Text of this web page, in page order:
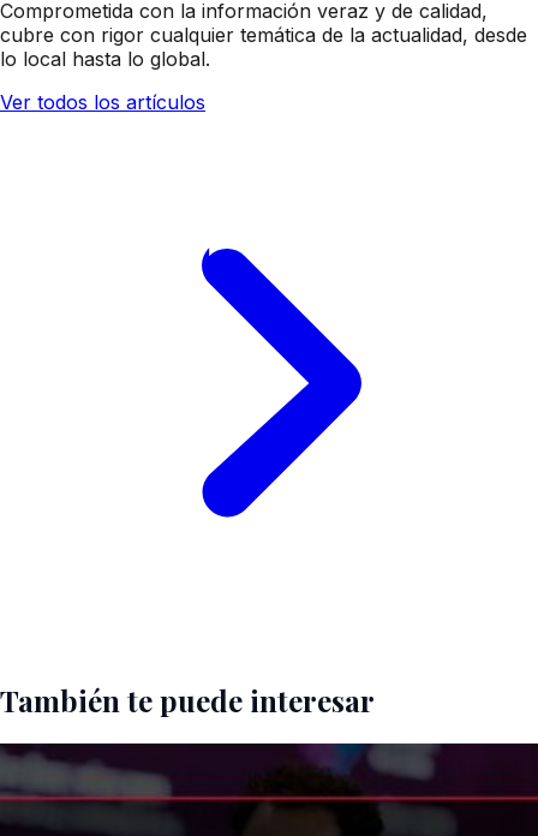
Comprometida con la información veraz y de calidad,
cubre con rigor cualquier temática de la actualidad, desde
lo local hasta lo global.
Ver todos los artículos
También te puede interesar